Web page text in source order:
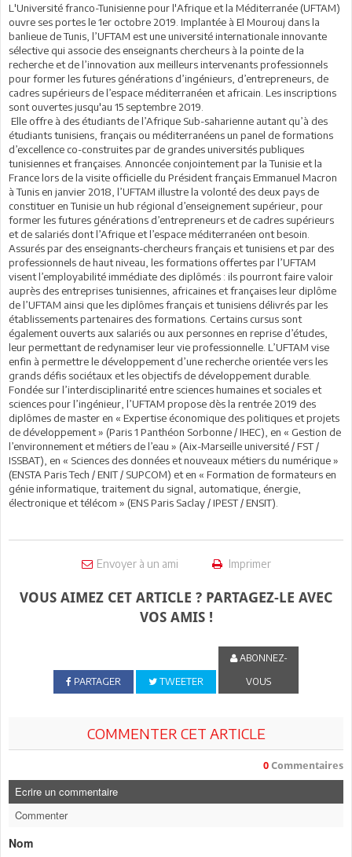
L'Université franco-Tunisienne pour l'Afrique et la Méditerranée (UFTAM)
ouvre ses portes le 1er octobre 2019. Implantée à El Mourouj dans la
banlieue de Tunis, l’UFTAM est une université internationale innovante
sélective qui associe des enseignants chercheurs à la pointe de la
recherche et de l’innovation aux meilleurs intervenants professionnels
pour former les futures générations d’ingénieurs, d’entrepreneurs, de
cadres supérieurs de l’espace méditerranéen et africain. Les inscriptions
sont ouvertes jusqu'au 15 septembre 2019.
Elle offre à des étudiants de l’Afrique Sub-saharienne autant qu’à des
étudiants tunisiens, français ou méditerranéens un panel de formations
d’excellence co-construites par de grandes universités publiques
tunisiennes et françaises. Annoncée conjointement par la Tunisie et la
France lors de la visite officielle du Président français Emmanuel Macron
à Tunis en janvier 2018, l’UFTAM illustre la volonté des deux pays de
constituer en Tunisie un hub régional d’enseignement supérieur, pour
former les futures générations d’entrepreneurs et de cadres supérieurs
et de salariés dont l’Afrique et l’espace méditerranéen ont besoin.
Assurés par des enseignants-chercheurs français et tunisiens et par des
professionnels de haut niveau, les formations offertes par l’UFTAM
visent l’employabilité immédiate des diplômés : ils pourront faire valoir
auprès des entreprises tunisiennes, africaines et françaises leur diplôme
de l’UFTAM ainsi que les diplômes français et tunisiens délivrés par les
établissements partenaires des formations. Certains cursus sont
également ouverts aux salariés ou aux personnes en reprise d’études,
leur permettant de redynamiser leur vie professionnelle. L’UFTAM vise
enfin à permettre le développement d’une recherche orientée vers les
grands défis sociétaux et les objectifs de développement durable.
Fondée sur l’interdisciplinarité entre sciences humaines et sociales et
sciences pour l’ingénieur, l’UFTAM propose dès la rentrée 2019 des
diplômes de master en « Expertise économique des politiques et projets
de développement » (Paris 1 Panthéon Sorbonne / IHEC), en « Gestion de
l’environnement et métiers de l’eau » (Aix-Marseille université / FST /
ISSBAT), en « Sciences des données et nouveaux métiers du numérique »
(ENSTA Paris Tech / ENIT / SUPCOM) et en « Formation de formateurs en
génie informatique, traitement du signal, automatique, énergie,
électronique et télécom » (ENS Paris Saclay / IPEST / ENSIT).
Envoyer à un ami Imprimer
VOUS AIMEZ CET ARTICLE ? PARTAGEZ-LE AVEC
VOS AMIS !
PARTAGER TWEETER
ABONNEZ-
VOUS
COMMENTER CET ARTICLE
0 Commentaires
Ecrire un commentaire
Commenter
Nom